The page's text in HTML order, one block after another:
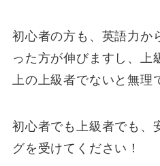
初心者の方も、英語力か
った方が伸びますし、上
上の上級者でないと無理
初心者でも上級者でも、
グを受けてください！